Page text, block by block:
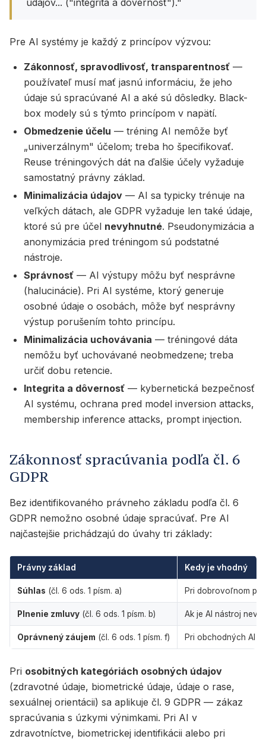
údajov... ("integrita a dôvernosť")."
Pre AI systémy je každý z princípov výzvou:
Zákonnosť, spravodlivosť, transparentnosť —
používateľ musí mať jasnú informáciu, že jeho
údaje sú spracúvané AI a aké sú dôsledky. Black-
box modely sú s týmto princípom v napätí.
Obmedzenie účelu — tréning AI nemôže byť
„univerzálnym" účelom; treba ho špecifikovať.
Reuse tréningových dát na ďalšie účely vyžaduje
samostatný právny základ.
Minimalizácia údajov — AI sa typicky trénuje na
veľkých dátach, ale GDPR vyžaduje len také údaje,
ktoré sú pre účel nevyhnutné. Pseudonymizácia a
anonymizácia pred tréningom sú podstatné
nástroje.
Správnosť — AI výstupy môžu byť nesprávne
(halucinácie). Pri AI systéme, ktorý generuje
osobné údaje o osobách, môže byť nesprávny
výstup porušením tohto princípu.
Minimalizácia uchovávania — tréningové dáta
nemôžu byť uchovávané neobmedzene; treba
určiť dobu retencie.
Integrita a dôvernosť — kybernetická bezpečnosť
AI systému, ochrana pred model inversion attacks,
membership inference attacks, prompt injection.
Zákonnosť spracúvania podľa čl. 6
GDPR
Bez identifikovaného právneho základu podľa čl. 6
GDPR nemožno osobné údaje spracúvať. Pre AI
najčastejšie prichádzajú do úvahy tri základy:
Právny základ Kedy je vhodný
Súhlas (čl. 6 ods. 1 písm. a) Pri dobrovoľnom
Plnenie zmluvy (čl. 6 ods. 1 písm. b) Ak je AI nástroj
Oprávnený záujem (čl. 6 ods. 1 písm. f) Pri obchodných AI
Pri osobitných kategóriách osobných údajov
(zdravotné údaje, biometrické údaje, údaje o rase,
sexuálnej orientácii) sa aplikuje čl. 9 GDPR — zákaz
spracúvania s úzkymi výnimkami. Pri AI v
zdravotníctve, biometrickej identifikácii alebo pri